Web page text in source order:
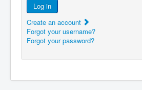
Log in
Create an account
Forgot your username?
Forgot your password?